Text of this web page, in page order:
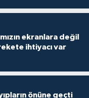
ekranlara değil
ihtiyacı var
önüne geçti